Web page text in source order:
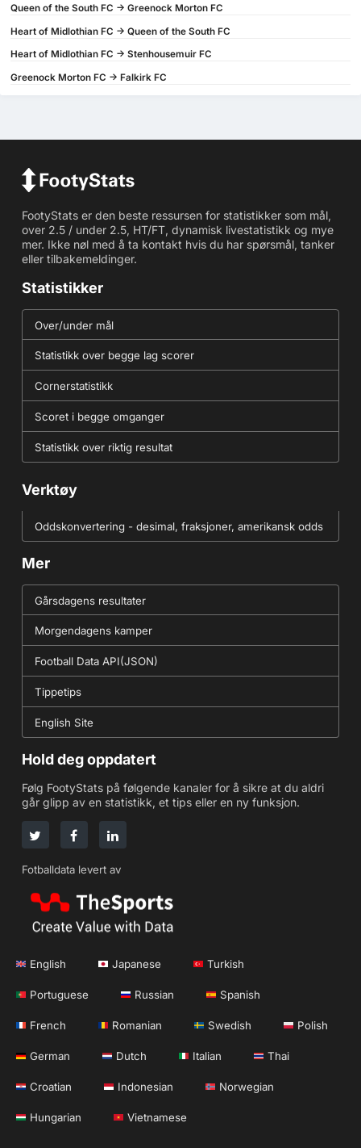
Queen of the South FC -> Greenock Morton FC
Heart of Midlothian FC -> Queen of the South FC
Heart of Midlothian FC -> Stenhousemuir FC
Greenock Morton FC -> Falkirk FC
FootyStats er den beste ressursen for statistikker som mål,
over 2.5 / under 2.5, HT/FT, dynamisk livestatistikk og mye
mer. Ikke nøl med å ta kontakt hvis du har spørsmål, tanker
eller tilbakemeldinger.
Statistikker
Over/under mål
Statistikk over begge lag scorer
Cornerstatistikk
Scoret i begge omganger
Statistikk over riktig resultat
Verktøy
Oddskonvertering - desimal, fraksjoner, amerikansk odds
Mer
Gårsdagens resultater
Morgendagens kamper
Football Data API(JSON)
Tippetips
English Site
Hold deg oppdatert
Følg FootyStats på følgende kanaler for å sikre at du aldri
går glipp av en statistikk, et tips eller en ny funksjon.
Fotballdata levert av
English Japanese Turkish
Portuguese Russian Spanish
French Romanian Swedish Polish
German Dutch Italian Thai
Croatian Indonesian Norwegian
Hungarian Vietnamese